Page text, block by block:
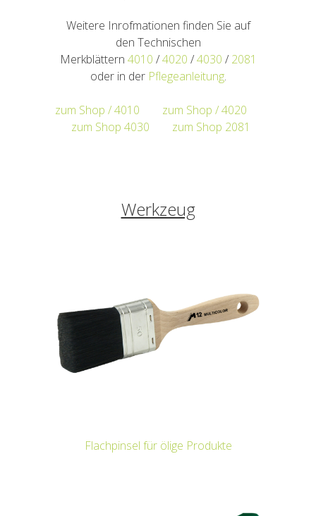
Weitere Inrofmationen finden Sie auf
den Technischen
Merkblättern 4010 /4020 /4030 / 2081
oder in der Pflegeanleitung.
zum Shop / 4010
zum Shop / 4020
zum Shop 4030
zum Shop 2081
Werkzeug
Flachpinsel für ölige Produkte